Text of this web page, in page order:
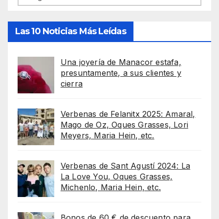
Las 10 Noticias Más Leídas
Una joyería de Manacor estafa,
presuntamente, a sus clientes y
cierra
Verbenas de Felanitx 2025: Amaral,
Mago de Oz, Oques Grasses, Lori
Meyers, Maria Hein, etc.
Verbenas de Sant Agustí 2024: La
La Love You, Oques Grasses,
Michenlo, Maria Hein, etc.